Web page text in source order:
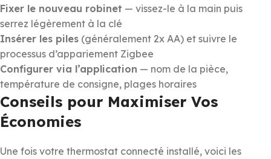
Fixer le nouveau robinet — vissez-le à la main puis
serrez légèrement à la clé
Insérer les piles (généralement 2x AA) et suivre le
processus d’appariement Zigbee
Configurer via l’application — nom de la pièce,
température de consigne, plages horaires
Conseils pour Maximiser Vos
Économies
Une fois votre thermostat connecté installé, voici les